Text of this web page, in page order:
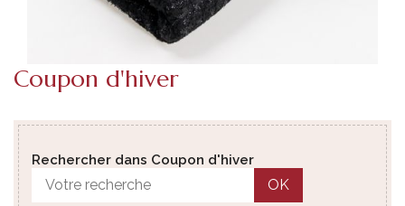
Coupon d'hiver
Rechercher dans Coupon d'hiver
OK